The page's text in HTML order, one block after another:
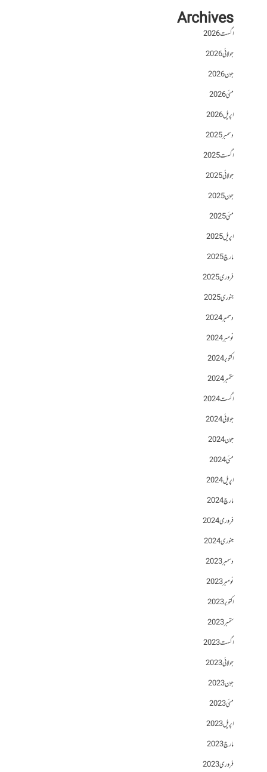
Archives
اگست 2026
جولائی 2026
جون 2026
مئی 2026
اپریل 2026
دسمبر 2025
اگست 2025
جولائی 2025
جون 2025
مئی 2025
اپریل 2025
مارچ 2025
فروری 2025
جنوری 2025
دسمبر 2024
نومبر 2024
اکتوبر 2024
ستمبر 2024
اگست 2024
جولائی 2024
جون 2024
مئی 2024
اپریل 2024
مارچ 2024
فروری 2024
جنوری 2024
دسمبر 2023
نومبر 2023
اکتوبر 2023
ستمبر 2023
اگست 2023
جولائی 2023
جون 2023
مئی 2023
اپریل 2023
مارچ 2023
فروری 2023